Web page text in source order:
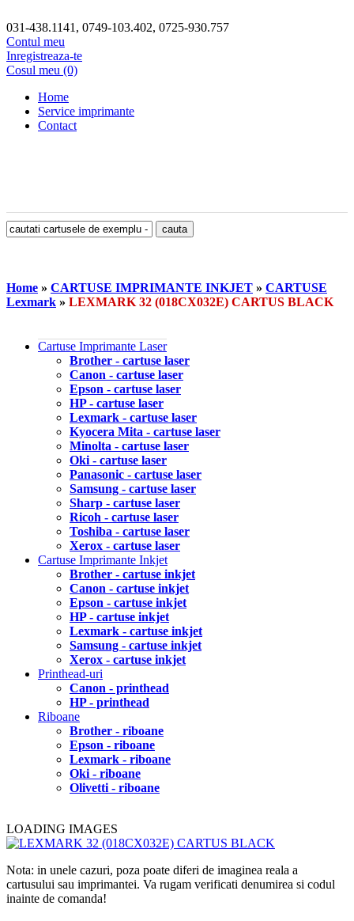
031-438.1141, 0749-103.402, 0725-930.757
Contul meu
Inregistreaza-te
Cosul meu (0)
Home
Service imprimante
Contact
Home » CARTUSE IMPRIMANTE INKJET » CARTUSE
Lexmark » LEXMARK 32 (018CX032E) CARTUS BLACK
Cartuse Imprimante Laser
Brother - cartuse laser
Canon - cartuse laser
Epson - cartuse laser
HP - cartuse laser
Lexmark - cartuse laser
Kyocera Mita - cartuse laser
Minolta - cartuse laser
Oki - cartuse laser
Panasonic - cartuse laser
Samsung - cartuse laser
Sharp - cartuse laser
Ricoh - cartuse laser
Toshiba - cartuse laser
Xerox - cartuse laser
Cartuse Imprimante Inkjet
Brother - cartuse inkjet
Canon - cartuse inkjet
Epson - cartuse inkjet
HP - cartuse inkjet
Lexmark - cartuse inkjet
Samsung - cartuse inkjet
Xerox - cartuse inkjet
Printhead-uri
Canon - printhead
HP - printhead
Riboane
Brother - riboane
Epson - riboane
Lexmark - riboane
Oki - riboane
Olivetti - riboane
LOADING IMAGES
Nota: in unele cazuri, poza poate diferi de imaginea reala a
cartusului sau imprimantei. Va rugam verificati denumirea si codul
inainte de comanda!